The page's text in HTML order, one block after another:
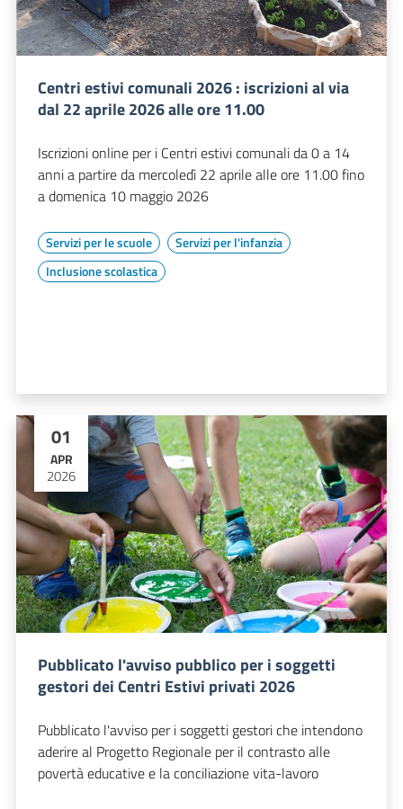
Centri estivi comunali 2026 : iscrizioni al via
dal 22 aprile 2026 alle ore 11.00
Iscrizioni online per i Centri estivi comunali da 0 a 14
anni a partire da mercoledì 22 aprile alle ore 11.00 fino
a domenica 10 maggio 2026
Servizi per le scuole
Servizi per l'infanzia
Inclusione scolastica
01
APR
2026
Pubblicato l'avviso pubblico per i soggetti
gestori dei Centri Estivi privati 2026
Pubblicato l'avviso per i soggetti gestori che intendono
aderire al Progetto Regionale per il contrasto alle
povertà educative e la conciliazione vita-lavoro